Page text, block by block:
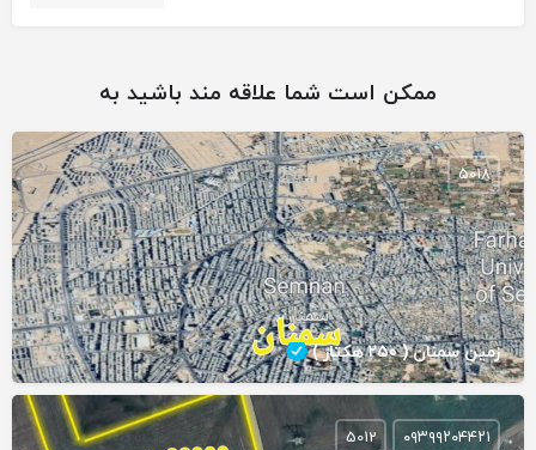
ممکن است شما علاقه مند باشید به
زمین سمنان ( ۲۵۰ هکتار )
5018
۰۹۳۹۹۲۰۴۴۲۱ 5012